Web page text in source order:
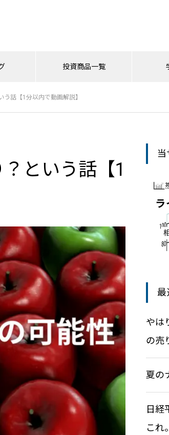
投資商品一覧
引手法 投資戦略コラム
に相場分析
落。現在156は通過。さてどう
する？
ドル円はもう少し行けるが安心
していると・・抵抗帯はここ
雇用統計で大暴落したドル円は
下落1波スタートか？また
は・・※詳しい話
人気記事
講
日経平均は助かるのか？唯一の救
う値段はこれ。とドル円について
おすすめページ
投資戦略8 – それで、結局トレー
ドをする？投資をする？
投資戦略5 – リスクヘッジとリス
ク管理手法
金相場 TOPIX
ック
の状況☆値位置だけは分かって
いる
ナスダック(nas100)は持ち合い
無理は禁物！勝負は日本市場に
あり
ナスダックは今週26000行け
る！？
話【1分以内で動画解説】
という話【1
最
やは
の売
夏の
日経
これ